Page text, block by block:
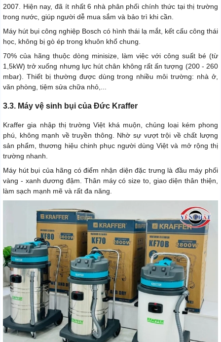
2007. Hiện nay, đã ít nhất 6 nhà phân phối chính thức tại thị trường
trong nước, giúp người dễ mua sắm và bảo trì khi cần.
Máy hút bụi công nghiệp Bosch có hình thái lạ mắt, kết cấu công thái
học, không bị gò ép trong khuôn khổ chung.
70% của hãng thuộc dòng minisize, làm việc với công suất bé (từ
1,5kW) trở xuống nhưng lực hút chân không rất ấn tượng (200 - 260
mbar). Thiết bị thường được dùng trong nhiều môi trường: nhà ở,
văn phòng, tiệm sửa chữa nhỏ,...
3.3. Máy vệ sinh bụi của Đức Kraffer
Kraffer gia nhập thị trường Việt khá muộn, chủng loại kém phong
phú, không mạnh về truyền thông. Nhờ sự vượt trội về chất lượng
sản phẩm, thương hiệu chinh phục người dùng Việt và mở rộng thị
trường nhanh.
Máy hút bụi của hãng có điểm nhận diện đặc trưng là đầu máy phối
vàng - xanh dương đậm. Thân máy có size to, giao diện thân thiện,
làm sạch mạnh mẽ và rất đa năng.